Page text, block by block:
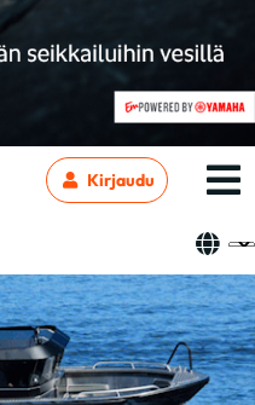
Kirjaudu